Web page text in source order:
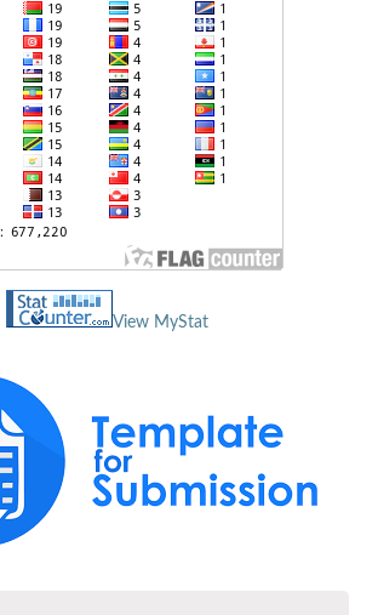
View MyStat